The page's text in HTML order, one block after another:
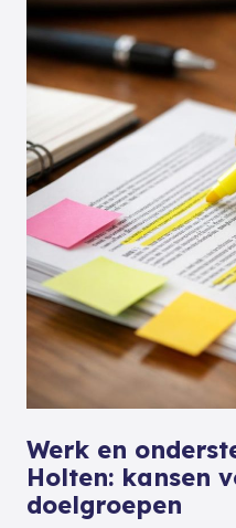
Werk en
Holten: kansen
doelgroepen